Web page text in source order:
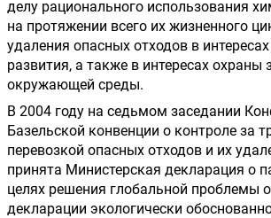
делу рационального использования
на протяжении всего их жизненного
удаления опасных отходов в
развития, а также в интересах охраны
окружающей среды.
В 2004 году на седьмом заседании
Базельской конвенции о контроле за
перевозкой опасных отходов и их
принята Министерская декларация о
целях решения глобальной проблемы
декларации экологически